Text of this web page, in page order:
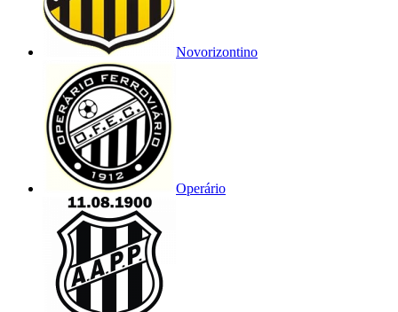
Novorizontino
Operário